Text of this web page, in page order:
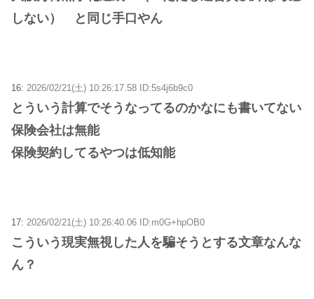
しない） と同じ手口やん
16: 2026/02/21(土) 10:26:17.58 ID:5s4j6b9c0
とういう計算でそうなってるのかなにも書いてない
保険会社は無能
保険契約してるやつは低知能
17: 2026/02/21(土) 10:26:40.06 ID:m0G+hpOB0
こういう現実無視した人を騙そうとする文章なんな
ん？